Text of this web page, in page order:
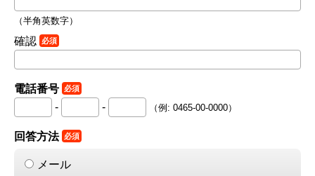
（半角英数字）
確認 必須
電話番号 必須
- - （例: 0465-00-0000）
回答方法 必須
メール